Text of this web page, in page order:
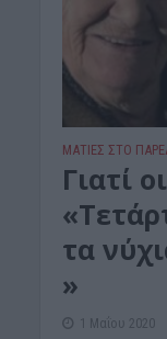
ΜΑΤΙΕΣ ΣΤΟ
Γιατί
τα
»
1 Μαΐου 2020